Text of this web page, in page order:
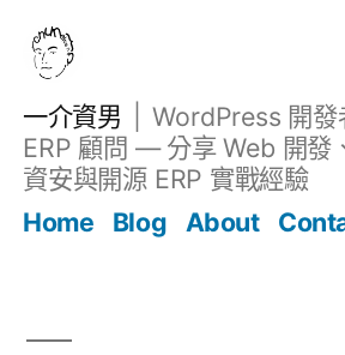
一介資男
WordPress 開
ERP 顧問 — 分享 Web 開發
資安與開源 ERP 實戰經驗
Home
Blog About
文章